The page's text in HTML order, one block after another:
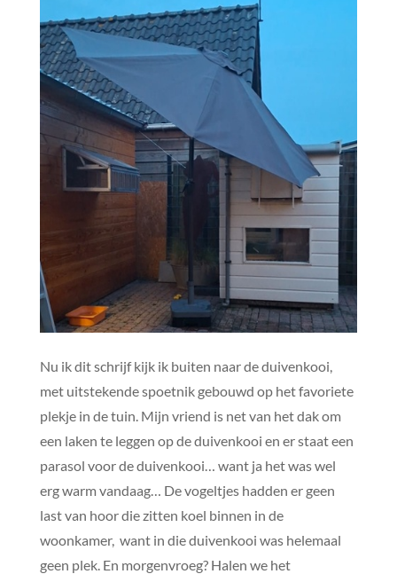
Nu ik dit schrijf kijk ik buiten naar de duivenkooi,
met uitstekende spoetnik gebouwd op het favoriete
plekje in de tuin. Mijn vriend is net van het dak om
een laken te leggen op de duivenkooi en er staat een
parasol voor de duivenkooi… want ja het was wel
erg warm vandaag… De vogeltjes hadden er geen
last van hoor die zitten koel binnen in de
woonkamer, want in die duivenkooi was helemaal
geen plek. En morgenvroeg? Halen we het